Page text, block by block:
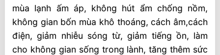
mùa lạnh ấm áp, không hút ẩm chống nồm,
không gian bốn mùa khô thoáng, cách âm,cách
điện, giảm nhiễu sóng từ, giảm tiếng ồn, làm
cho không gian sống trong lành, tăng thêm sức